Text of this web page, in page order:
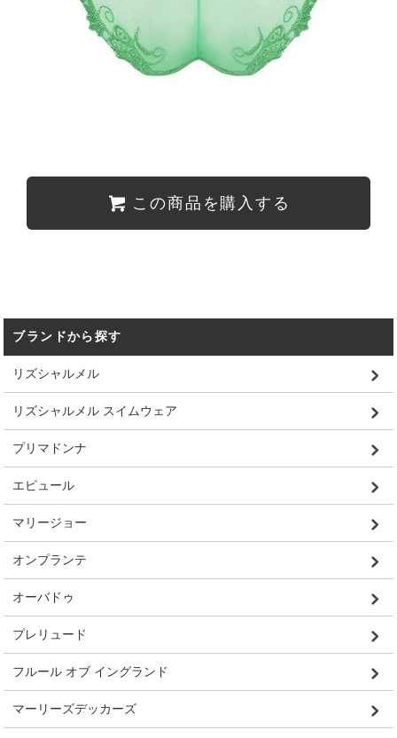
この商品を購入する
ブランドから探す
リズシャルメル
リズシャルメル スイムウェア
プリマドンナ
エピュール
マリージョー
オンプランテ
オーバドゥ
プレリュード
フルール オブ イングランド
マーリーズデッカーズ